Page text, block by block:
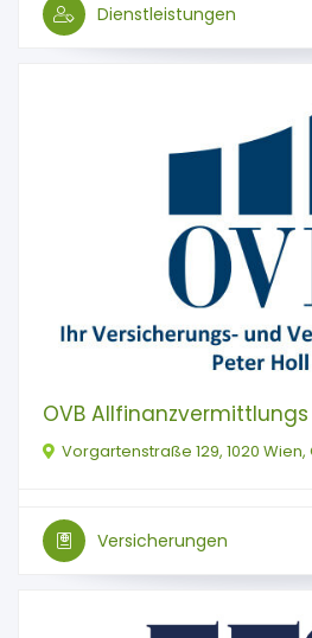
Dienstleistungen
OVB Allfinanzvermittlungs
Vorgartenstraße 129, 1020
Versicherungen